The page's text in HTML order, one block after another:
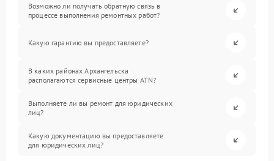
Возможно ли получать обратную связь в
процессе выполнения ремонтных работ?
Какую гарантию вы предоставляете?
В каких районах Архангельска
располагаются сервисные центры ATN?
Выполняете ли вы ремонт для юридических
лиц?
Какую документацию вы предоставляете
для юридических лиц?